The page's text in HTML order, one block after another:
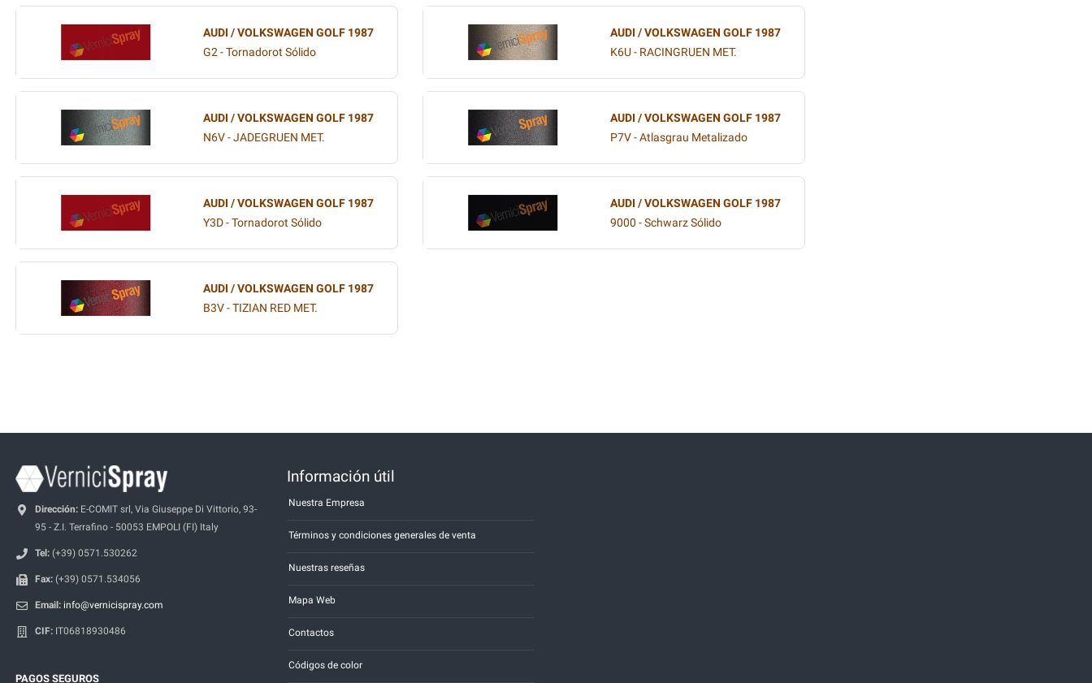
AUDI / VOLKSWAGEN GOLF 1987
G2 - Tornadorot Sólido
AUDI / VOLKSWAGEN GOLF 1987
K6U - RACINGRUEN MET.
AUDI / VOLKSWAGEN GOLF 1987
N6V - JADEGRUEN MET.
AUDI / VOLKSWAGEN GOLF 1987
P7V - Atlasgrau Metalizado
AUDI / VOLKSWAGEN GOLF 1987
Y3D - Tornadorot Sólido
AUDI / VOLKSWAGEN GOLF 1987
9000 - Schwarz Sólido
AUDI / VOLKSWAGEN GOLF 1987
B3V - TIZIAN RED MET.
Dirección: E-COMIT srl, Via Giuseppe Di Vittorio, 93-
95 - Z.I. Terrafino - 50053 EMPOLI (FI) Italy
Tel: (+39) 0571.530262
Fax: (+39) 0571.534056
Email: info@vernicispray.com
CIF: IT06818930486
PAGOS SEGUROS
Información útil
Nuestra Empresa
Términos y condiciones generales de venta
Nuestras reseñas
Mapa Web
Contactos
Códigos de color